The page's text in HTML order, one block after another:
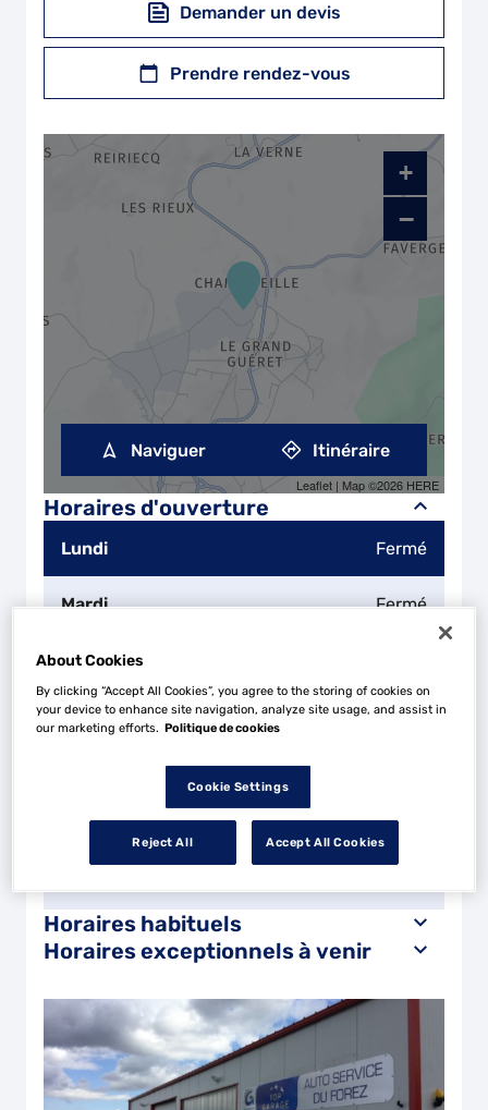
Demander un devis
Prendre rendez-vous
Horaires d'ouverture
Lundi Fermé
Mardi Fermé
Mercredi
Jeudi Fermé
Samedi Fermé
Horaires habituels
Horaires exceptionnels à venir
+
−
Leaflet | Map ©2026 HERE
Naviguer Itinéraire
About Cookies
By clicking “Accept All Cookies”, you agree to the storing of cookies on
your device to enhance site navigation, analyze site usage, and assist in
our marketing efforts. Politique de cookies
Cookie Settings
Reject All Accept All Cookies